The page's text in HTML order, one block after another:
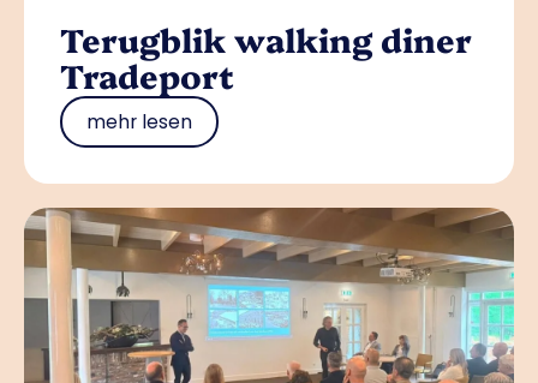
Terugblik walking diner
Tradeport
mehr lesen